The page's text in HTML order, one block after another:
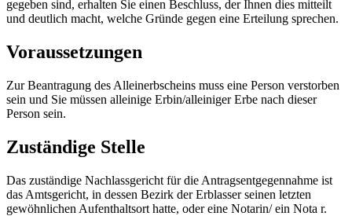
gegeben sind, erhalten Sie einen Beschluss, der Ihnen dies mitteilt
und deutlich macht, welche Gründe gegen eine Erteilung sprechen.
Voraussetzungen
Zur Beantragung des Alleinerbscheins muss eine Person verstorben
sein und Sie müssen alleinige Erbin/alleiniger Erbe nach dieser
Person sein.
Zuständige Stelle
Das zuständige Nachlassgericht für die Antragsentgegennahme ist
das Amtsgericht, in dessen Bezirk der Erblasser seinen letzten
gewöhnlichen Aufenthaltsort hatte, oder eine Notarin/ ein Nota r.